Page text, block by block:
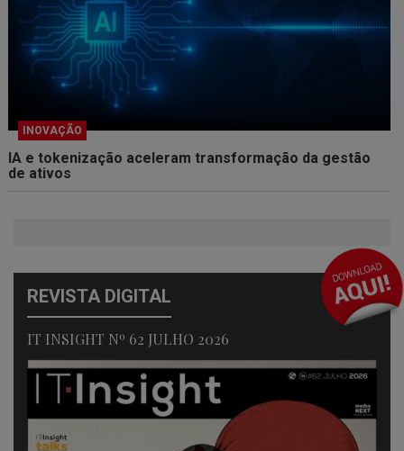
INOVAÇÃO
IA e tokenização aceleram transformação da gestão
de ativos
REVISTA DIGITAL
IT INSIGHT Nº 62 JULHO 2026